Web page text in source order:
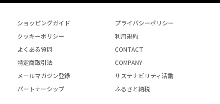
ショッピングガイド
プライバシーポリシー
クッキーポリシー
利用規約
よくある質問
CONTACT
特定商取引法
COMPANY
メールマガジン登録
サステナビリティ活動
パートナーシップ
ふるさと納税